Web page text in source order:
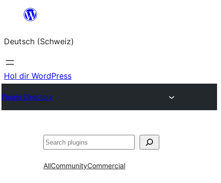
springen
Deutsch (Schweiz)
Hol dir WordPress
Plugin Directory
Suchen
AllCommunityCommercial